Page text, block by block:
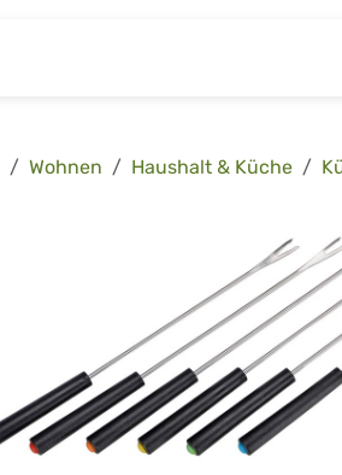
Wohnen Haushalt & Küche